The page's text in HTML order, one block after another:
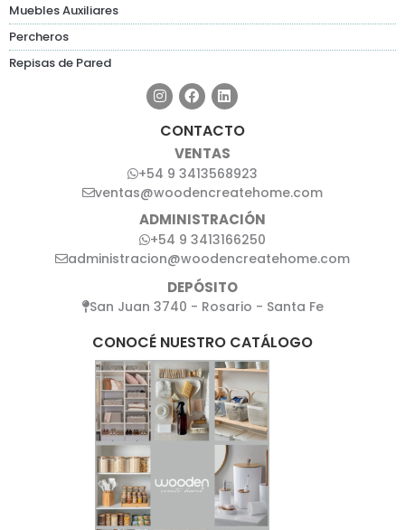
Muebles Auxiliares
Percheros
Repisas de Pared
CONTACTO
VENTAS
+54 9 3413568923
ventas@woodencreatehome.com
ADMINISTRACIÓN
+54 9 3413166250
administracion@woodencreatehome.com
DEPÓSITO
San Juan 3740 - Rosario - Santa Fe
CONOCÉ NUESTRO CATÁLOGO